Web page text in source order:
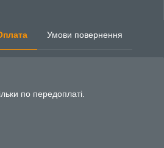
Умови повернення
по передоплаті.